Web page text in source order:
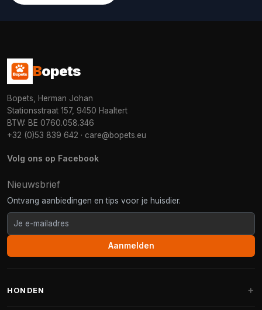
Bopets
Bopets, Herman Johan
Stationsstraat 157, 9450 Haaltert
BTW: BE 0760.058.346
+32 (0)53 839 642 · care@bopets.eu
Volg ons op Facebook
Nieuwsbrief
Ontvang aanbiedingen en tips voor je huisdier.
Aanmelden
HONDEN